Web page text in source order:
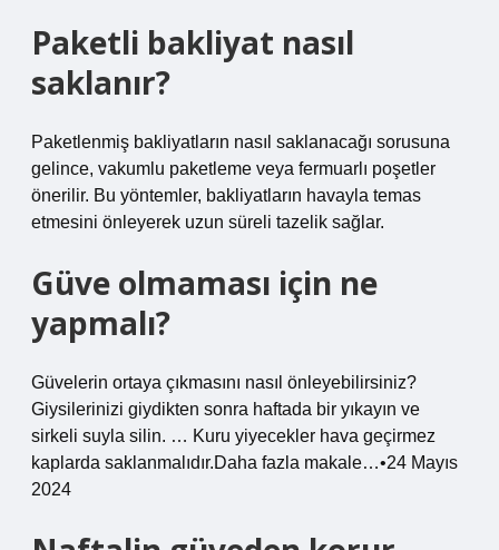
Paketli bakliyat nasıl
saklanır?
Paketlenmiş bakliyatların nasıl saklanacağı sorusuna
gelince, vakumlu paketleme veya fermuarlı poşetler
önerilir. Bu yöntemler, bakliyatların havayla temas
etmesini önleyerek uzun süreli tazelik sağlar.
Güve olmaması için ne
yapmalı?
Güvelerin ortaya çıkmasını nasıl önleyebilirsiniz?
Giysilerinizi giydikten sonra haftada bir yıkayın ve
sirkeli suyla silin. … Kuru yiyecekler hava geçirmez
kaplarda saklanmalıdır.Daha fazla makale…•24 Mayıs
2024